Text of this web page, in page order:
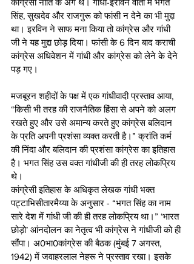
कांग्रेसी नीति के अंग थे। गांधी-इरविन वार्ता में भगत
सिंह, सुखदेव और राजगुरू को फांसी न देने का भी मुद्दा
था। इरविन ने साफ मना किया तो कांग्रेस और गांधी
जी ने यह मुद्दा छोड़ दिया। फांसी के 6 दिन बाद कराची
कांग्रेस अधिवेशन में गांधी और कांग्रेस को लेने के देने
पड़ गए।
मजबूरन शहीदों के पक्ष में एक गांधीवादी प्रस्ताव आया,
“किसी भी तरह की राजनैतिक हिंसा से अपने को अलग
रखते हुए और उसे अमान्य करते हुए कांग्रेस बलिदान
के प्रति अपनी प्रशंसा व्यक्त करती है।” क्रांति कर्म
की निंदा और बलिदान की प्रशंसा कांग्रेस का इतिहास
है। भगत सिंह उस वक्त गांधीजी की ही तरह लोकप्रिय
थे।
कांग्रेसी इतिहास के अधिकृत लेखक गांधी भक्त
पट्टाभिसीतारमैय्या के अनुसार - “भगत सिंह का नाम
सारे देश में गांधी जी की ही तरह लोकप्रिय था।” ‘भारत
छोड़ो’ आंनदोलन का नेतृत्व भी कांग्रेस ने गांधीजी को ही
सौंपा। अ0भा0कांग्रेस की बैठक (मुंबई 7 अगस्त,
1942) में जवाहरलाल नेहरू ने प्रस्ताव रखा। इसके